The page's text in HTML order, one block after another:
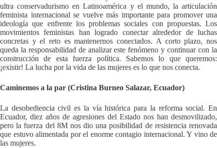
ultra conservadurismo en Latinoamérica y el mundo, la articulación
feminista internacional se vuelve más importante para promover una
ideología que enfrente los problemas sociales con propuestas. Los
movimientos feministas han logrado conectar alrededor de luchas
concretas y el reto es mantenernos conectados. A corto plazo, nos
queda la responsabilidad de analizar este fenómeno y continuar con la
construcción de esta fuerza política. Sabemos lo que queremos:
¡existir! La lucha por la vida de las mujeres es lo que nos conecta.
Caminemos a la par (Cristina Burneo Salazar, Ecuador)
La desobediencia civil es la vía histórica para la reforma social. En
Ecuador, diez años de agresiones del Estado nos han desmovilizado,
pero la fuerza del 8M nos dio una posibilidad de resistencia renovada
que estuvo alimentada por el enorme contagio internacional. Y vino de
las mujeres.